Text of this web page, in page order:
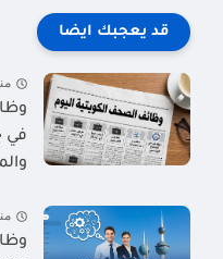
قد يعجبك ايضا
منذ
في
منذ